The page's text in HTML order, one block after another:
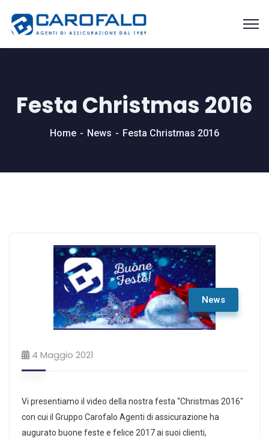
Festa Christmas 2016
Home News Festa Christmas 2016
News
4 Maggio 2021
Vi presentiamo il video della nostra festa “Christmas 2016″
con cui il Gruppo Carofalo Agenti di assicurazione ha
augurato buone feste e felice 2017 ai suoi clienti,